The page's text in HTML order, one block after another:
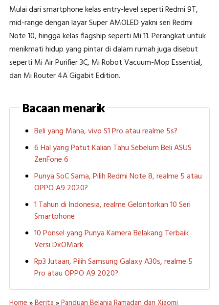
Mulai dari smartphone kelas entry-level seperti Redmi 9T,
mid-range dengan layar Super AMOLED yakni seri Redmi
Note 10, hingga kelas flagship seperti Mi 11. Perangkat untuk
menikmati hidup yang pintar di dalam rumah juga disebut
seperti Mi Air Purifier 3C, Mi Robot Vacuum-Mop Essential,
dan Mi Router 4A Gigabit Edition.
Bacaan menarik
Beli yang Mana, vivo S1 Pro atau realme 5s?
6 Hal yang Patut Kalian Tahu Sebelum Beli ASUS
ZenFone 6
Punya SoC Sama, Pilih Redmi Note 8, realme 5 atau
OPPO A9 2020?
1 Tahun di Indonesia, realme Gelontorkan 10 Seri
Smartphone
10 Ponsel yang Punya Kamera Belakang Terbaik
Versi DxOMark
Rp3 Jutaan, Pilih Samsung Galaxy A30s, realme 5
Pro atau OPPO A9 2020?